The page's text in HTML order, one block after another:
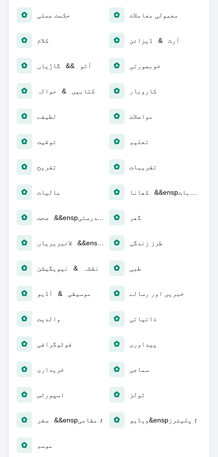
حکمت عملی معمولی معاملات
کلام آرٹ & ڈیزائن
آٹو && گاڑیاں خوبصورتی
کتابیں & حوالہ کاروبار
لطیفے مواصلات
توقیت تعلیم
تفریح تقریبات
مالیات
گھر
لائبریریاں &&ensp؛ ڈیمو طرز زندگی
نقشہ & نیویگیشن طبی
موسیقی & آڈیو خبریں اور رسالے
والدیت ذاتیاتی
فوٹوگرافی پیداوری
خریداری سماجی
اسپورٹس ٹولز
سفر &&ensp؛ مقامی ویڈیو&ensp؛ پلیئرز
موسم